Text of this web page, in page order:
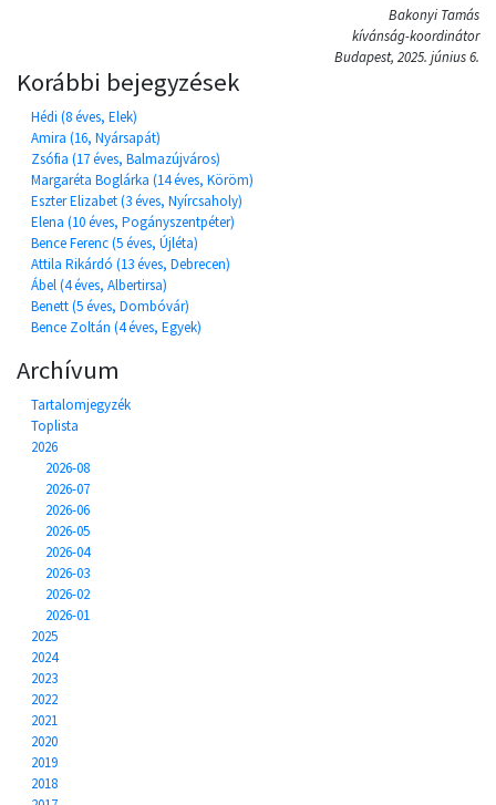
Bakonyi Tamás
kívánság-koordinátor
Budapest, 2025. június 6.
Korábbi bejegyzések
Hédi (8 éves, Elek)
Amira (16, Nyársapát)
Zsófia (17 éves, Balmazújváros)
Margaréta Boglárka (14 éves, Köröm)
Eszter Elizabet (3 éves, Nyírcsaholy)
Elena (10 éves, Pogányszentpéter)
Bence Ferenc (5 éves, Újléta)
Attila Rikárdó (13 éves, Debrecen)
Ábel (4 éves, Albertirsa)
Benett (5 éves, Dombóvár)
Bence Zoltán (4 éves, Egyek)
Archívum
Tartalomjegyzék
Toplista
2026
2026-08
2026-07
2026-06
2026-05
2026-04
2026-03
2026-02
2026-01
2025
2024
2023
2022
2021
2020
2019
2018